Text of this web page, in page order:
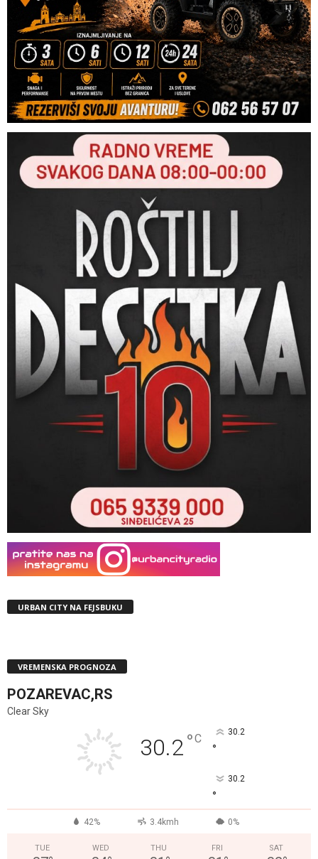
URBAN CITY NA FEJSBUKU
VREMENSKA PROGNOZA
POZAREVAC,RS
Clear Sky
30.2°C 30.2
°
30.2
°
42% 3.4kmh 0%
TUE WED THU FRI SAT